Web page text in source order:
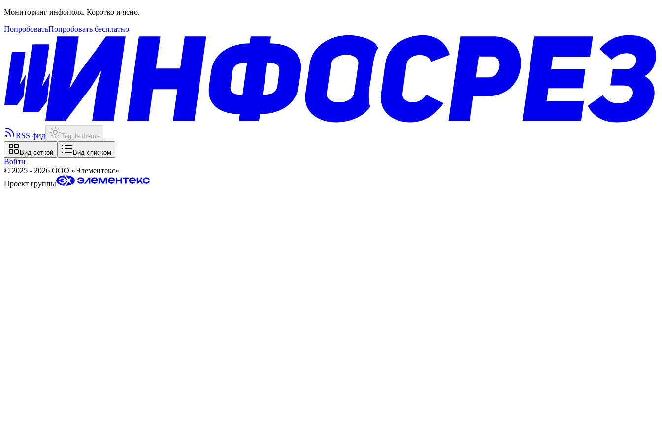
Мониторинг инфополя. Коротко и ясно.
ПопробоватьПопробовать бесплатно
RSS фид Toggle theme
Вид сеткой Вид списком
Войти
© 2025 - 2026 ООО «Элементекс»
Проект группы